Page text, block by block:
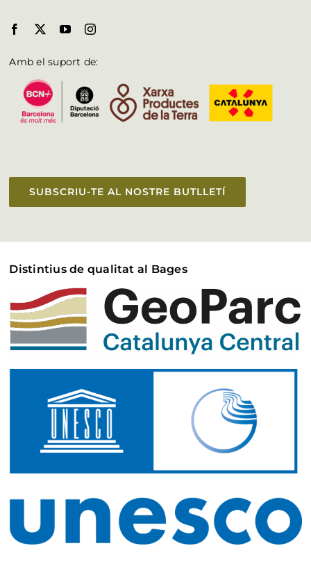
Amb el suport de:
SUBSCRIU-TE AL NOSTRE BUTLLETÍ
Distintius de qualitat al Bages